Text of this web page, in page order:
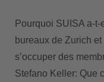
Pourquoi SUISA a-
bureaux de Zurich
s’occuper des
Stefano Keller: Que